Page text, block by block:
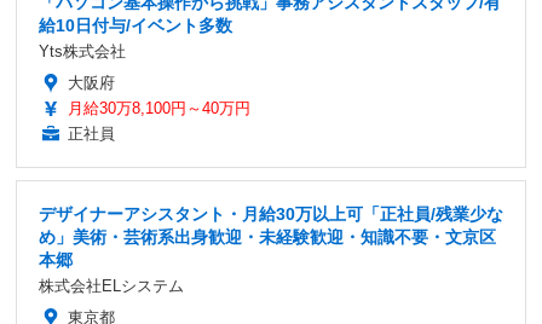
給10日付与/イベント多数
Yts株式会社
大阪府
月給30万8,100円～40万円
正社員
デザイナーアシスタント・月給30万以上可「正社員/残業少な
め」美術・芸術系出身歓迎・未経験歓迎・知識不要・文京区
本郷
株式会社ELシステム
東京都